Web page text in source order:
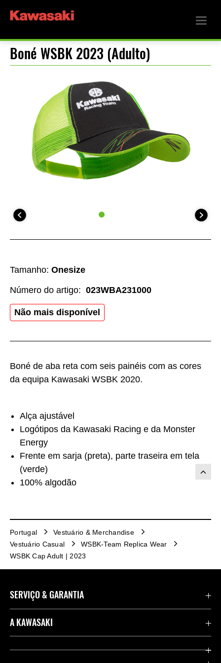
Boné WSBK 2023 (Adulto)
Boné de aba reta com seis painéis com as cores
da equipa Kawasaki WSBK 2020.
Alça ajustável
Logótipos da Kawasaki Racing e da Monster
Energy
Frente em sarja (preta), parte traseira em tela
(verde)
100% algodão
Tamanho: Onesize
Não mais disponível
Número do artigo: 023WBA231000
Portugal
Vestuário & Merchandise
Vestuário Casual
WSBK-Team Replica Wear
WSBK Cap Adult | 2023
SERVIÇO & GARANTIA
Importações de veículos
A KAWASAKI
Company